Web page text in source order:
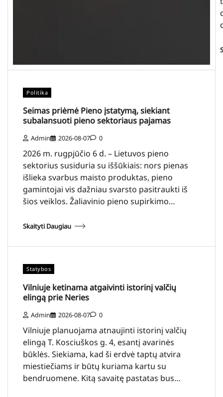
Politika
Seimas priėmė Pieno įstatymą, siekiant
subalansuoti pieno sektoriaus pajamas
Admin 2026-08-07 0
2026 m. rugpjūčio 6 d. – Lietuvos pieno
sektorius susiduria su iššūkiais: nors pienas
išlieka svarbus maisto produktas, pieno
gamintojai vis dažniau svarsto pasitraukti iš
šios veiklos. Žaliavinio pieno supirkimo…
Skaityti Daugiau
Statybos
Vilniuje ketinama atgaivinti istorinį valčių
elingą prie Neries
Admin 2026-08-07 0
Vilniuje planuojama atnaujinti istorinį valčių
elingą T. Kosciuškos g. 4, esantį avarinės
būklės. Siekiama, kad ši erdvė taptų atvira
miestiečiams ir būtų kuriama kartu su
bendruomene. Kitą savaitę pastatas bus…